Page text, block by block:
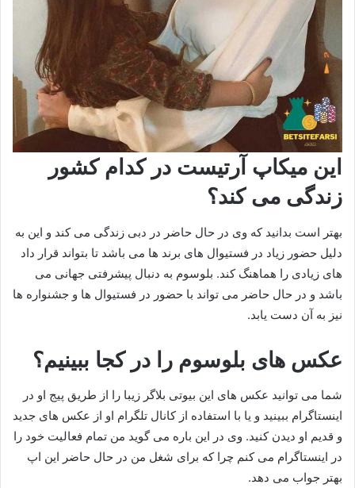
این میکاپ آرتیست در کدام کشور
زندگی می کند؟
بهتر است بدانید که وی در حال حاضر در دبی زندگی می کند و این به
دلیل حضور زیاد در فستیوال های برند ها می باشد تا بتواند قرار داد
های زیادی را هماهنگ کند. بلوسوم به دنبال پیشرفتی جهانی می
باشد و در حال حاضر می تواند با حضور در فستیوال ها و جشنواره ها
نیز به آن دست یابد.
عکس های بلوسوم را در کجا ببینیم؟
شما می توانید عکس های این بیوتی بلاگر زیبا را از طریق پیج او در
اینستاگرام ببینید و یا با استفاده از کانال تلگرام او از عکس های جدید
و قدیم او دیدن کنید. وی در این باره می گوید من تمام فعالیت خود را
در اینستاگرام می کنم چرا که برای شغل من در حال حاضر این اپ
بهتر جواب می دهد.